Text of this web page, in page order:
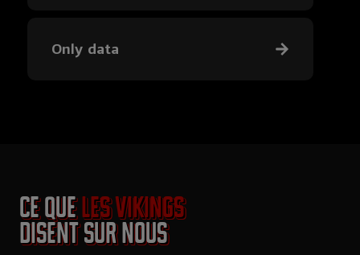
Only data
Ce queles Vikings
disent sur nous